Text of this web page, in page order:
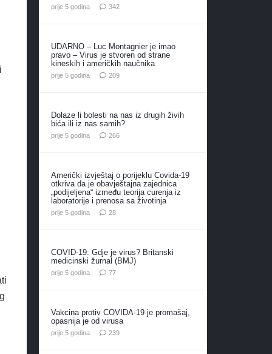
prije 5 godina 342komentara
UDARNO – Luc Montagnier je imao
pravo – Virus je stvoren od strane
kineskih i američkih naučnika
prije 5 godina 209komentara
Dolaze li bolesti na nas iz drugih živih
bića ili iz nas samih?
prije 5 godina 266komentara
Američki izvještaj o porijeklu Covida-19
otkriva da je obavještajna zajednica
„podijeljena“ između teorija curenja iz
laboratorije i prenosa sa životinja
prije 5 godina 28komentara
COVID-19: Gdje je virus? Britanski
medicinski žurnal (BMJ)
prije 5 godina 77komentara
Vakcina protiv COVIDA-19 je promašaj,
opasnija je od virusa
prije 5 godina 239komentara